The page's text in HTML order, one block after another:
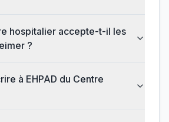
hospitalier accepte-t-il les
?
à EHPAD du Centre